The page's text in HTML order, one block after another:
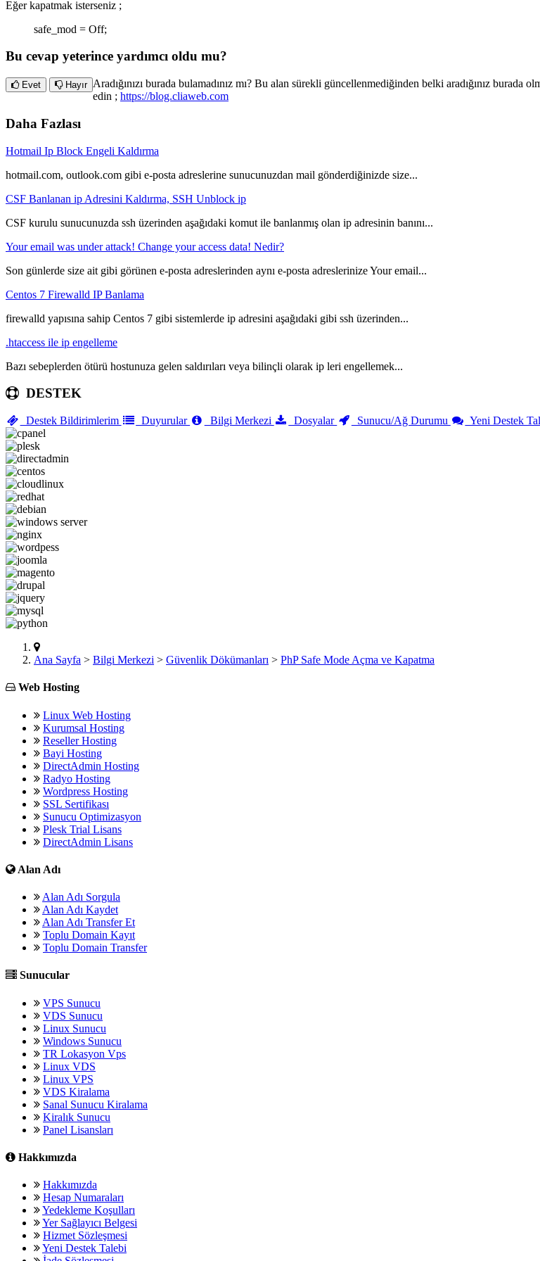
Eğer kapatmak isterseniz ;
safe_mod = Off;
Bu cevap yeterince yardımcı oldu mu?
Evet Hayır Aradığınızı burada bulamadınız mı? Bu alan sürekli güncellenmediğinden belki aradığınız
edin ; https://blog.cliaweb.com
Daha Fazlası
Hotmail Ip Block Engeli Kaldırma
hotmail.com, outlook.com gibi e-posta adreslerine sunucunuzdan mail gönderdiğinizde size...
CSF Banlanan ip Adresini Kaldırma, SSH Unblock ip
CSF kurulu sunucunuzda ssh üzerinden aşağıdaki komut ile banlanmış olan ip adresinin banını...
Your email was under attack! Change your access data! Nedir?
Son günlerde size ait gibi görünen e-posta adreslerinden aynı e-posta adreslerinize Your email...
Centos 7 Firewalld IP Banlama
firewalld yapısına sahip Centos 7 gibi sistemlerde ip adresini aşağıdaki gibi ssh üzerinden...
.htaccess ile ip engelleme
Bazı sebeplerden ötürü hostunuza gelen saldırıları veya bilinçli olarak ip leri engellemek...
DESTEK
Destek Bildirimlerim Duyurular Bilgi Merkezi Dosyalar Sunucu/Ağ Durumu Yeni Destek
Ana Sayfa > Bilgi Merkezi > Güvenlik Dökümanları > PhP Safe Mode Açma ve Kapatma
Web Hosting
Linux Web Hosting
Kurumsal Hosting
Reseller Hosting
Bayi Hosting
DirectAdmin Hosting
Radyo Hosting
Wordpress Hosting
SSL Sertifikası
Sunucu Optimizasyon
Plesk Trial Lisans
DirectAdmin Lisans
Alan Adı
Alan Adı Sorgula
Alan Adı Kaydet
Alan Adı Transfer Et
Toplu Domain Kayıt
Toplu Domain Transfer
Sunucular
VPS Sunucu
VDS Sunucu
Linux Sunucu
Windows Sunucu
TR Lokasyon Vps
Linux VDS
Linux VPS
VDS Kiralama
Sanal Sunucu Kiralama
Kiralık Sunucu
Panel Lisansları
Hakkımızda
Hakkımızda
Hesap Numaraları
Yedekleme Koşulları
Yer Sağlayıcı Belgesi
Hizmet Sözleşmesi
Yeni Destek Talebi